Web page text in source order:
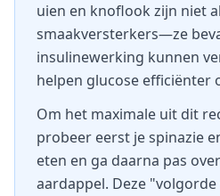
uien en knoflook zijn niet
smaakversterkers—ze
insulinewerking kunnen
helpen glucose efficiënter
Om het maximale uit dit
probeer eerst je spinazie
eten en ga daarna pas
aardappel. Deze